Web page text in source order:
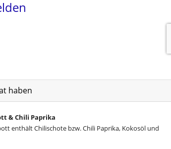
haben
& Chili Paprika
enthält Chilischote bzw. Chili Paprika, Kokosöl und